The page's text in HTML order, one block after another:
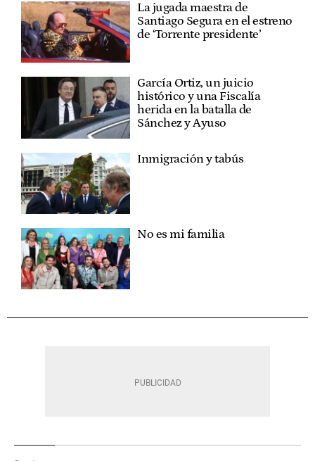
La jugada maestra de
Santiago Segura en el estreno
de ‘Torrente presidente’
García Ortiz, un juicio
histórico y una Fiscalía
herida en la batalla de
Sánchez y Ayuso
Inmigración y tabús
No es mi familia